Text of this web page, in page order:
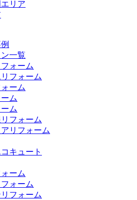
リア
一覧
ォーム
フォーム
ーム
ム
ム
フォーム
リフォーム
キュート
ーム
ォーム
フォーム